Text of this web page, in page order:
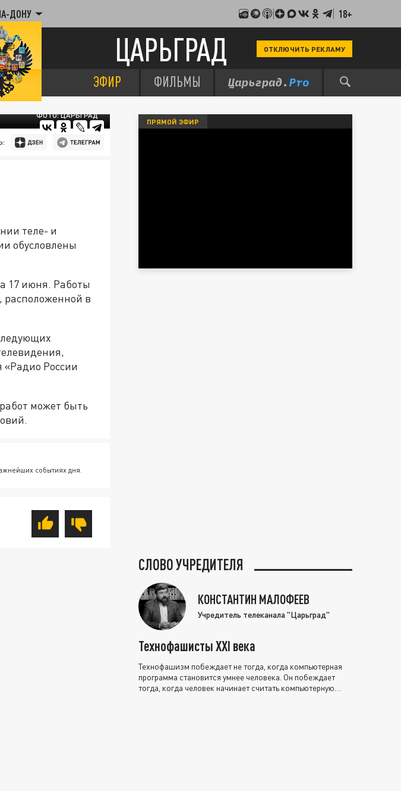
ДОНУ 18+
ЦАРЬГРАД ОТКЛЮЧИТЬ РЕКЛАМУ
ЭФИР ФИЛЬМЫ
ФОТО: ЦАРЬГРАД
теле- и
обусловлены
17 июня. Работы
расположенной в
«Радио России
может быть
событиях дня.
ПРЯМОЙ ЭФИР
СЛОВО УЧРЕДИТЕЛЯ
КОНСТАНТИН МАЛОФЕЕВ
Учредитель телеканала "Царьград"
Технофашисты XXI века
Технофашизм побеждает не тогда, когда компьютерная
программа становится умнее человека. Он побеждает
тогда, когда человек начинает считать компьютерную